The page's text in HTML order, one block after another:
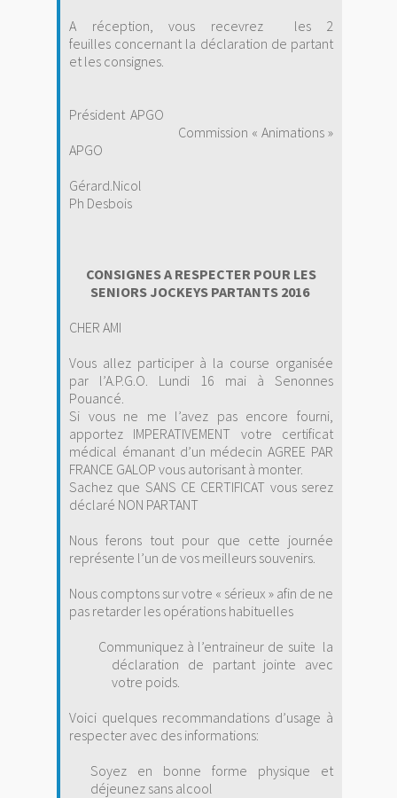
A réception, vous recevrez
les 2
feuilles concernant la déclaration de partant
et les consignes.
Président APGO
Commission « Animations »
APGO
Gérard.Nicol
Ph Desbois
CONSIGNES A RESPECTER POUR LES
SENIORS JOCKEYS PARTANTS 2016
CHER AMI
Vous allez participer à la course organisée
par l’A.P.G.O. Lundi 16 mai à Senonnes
Pouancé.
Si vous ne me l’avez pas encore fourni,
apportez IMPERATIVEMENT votre certificat
médical émanant d’un médecin AGREE PAR
FRANCE GALOP vous autorisant à monter.
Sachez que SANS CE CERTIFICAT vous serez
déclaré NON PARTANT
Nous ferons tout pour que cette journée
représente l’un de vos meilleurs souvenirs.
Nous comptons sur votre « sérieux » afin de ne
pas retarder les opérations habituelles
Communiquez à l’entraineur de suite la
déclaration de partant jointe avec
votre poids.
Voici quelques recommandations d’usage à
respecter avec des informations:
Soyez en bonne forme physique et
déjeunez sans alcool